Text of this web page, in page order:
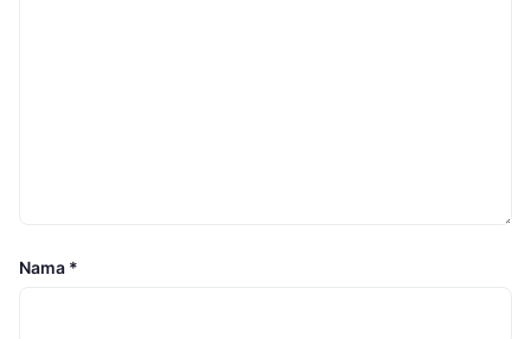
Nama *